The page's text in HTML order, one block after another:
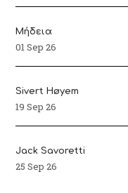
Μήδεια
01 Sep 26
Sivert Høyem
19 Sep 26
Jack Savoretti
25 Sep 26